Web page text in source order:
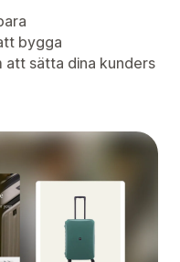
bygga
sätta dina kunders